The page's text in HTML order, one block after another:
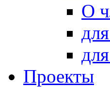
О
Проекты